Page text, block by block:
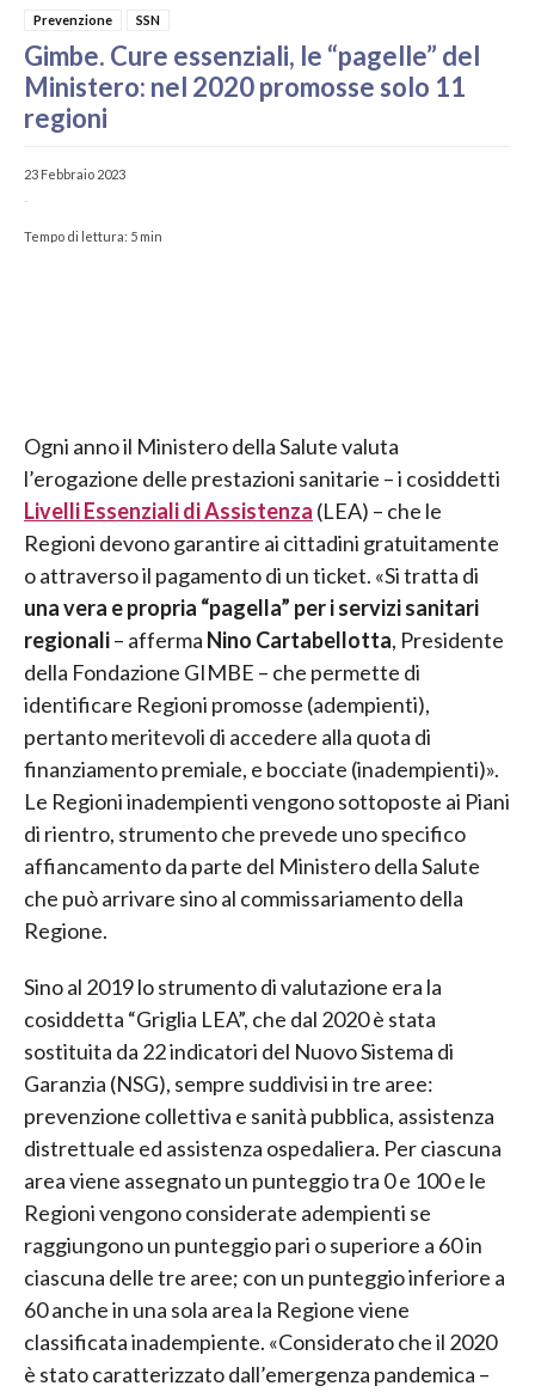
Prevenzione SSN
Gimbe. Cure essenziali, le “pagelle” del
Ministero: nel 2020 promosse solo 11
regioni
23 Febbraio 2023
-
Tempo di lettura: 5 min
Ogni anno il Ministero della Salute valuta
l’erogazione delle prestazioni sanitarie – i cosiddetti
Livelli Essenziali di Assistenza (LEA) – che le
Regioni devono garantire ai cittadini gratuitamente
o attraverso il pagamento di un ticket. «Si tratta di
una vera e propria “pagella” per i servizi sanitari
regionali– afferma Nino Cartabellotta, Presidente
della Fondazione GIMBE – che permette di
identificare Regioni promosse (adempienti),
pertanto meritevoli di accedere alla quota di
finanziamento premiale, e bocciate (inadempienti)».
Le Regioni inadempienti vengono sottoposte ai Piani
di rientro, strumento che prevede uno specifico
affiancamento da parte del Ministero della Salute
che può arrivare sino al commissariamento della
Regione.
Sino al 2019 lo strumento di valutazione era la
cosiddetta “Griglia LEA”, che dal 2020 è stata
sostituita da 22 indicatori del Nuovo Sistema di
Garanzia (NSG), sempre suddivisi in tre aree:
prevenzione collettiva e sanità pubblica, assistenza
distrettuale ed assistenza ospedaliera. Per ciascuna
area viene assegnato un punteggio tra 0 e 100 e le
Regioni vengono considerate adempienti se
raggiungono un punteggio pari o superiore a 60 in
ciascuna delle tre aree; con un punteggio inferiore a
60 anche in una sola area la Regione viene
classificata inadempiente. «Considerato che il 2020
è stato caratterizzato dall’emergenza pandemica –